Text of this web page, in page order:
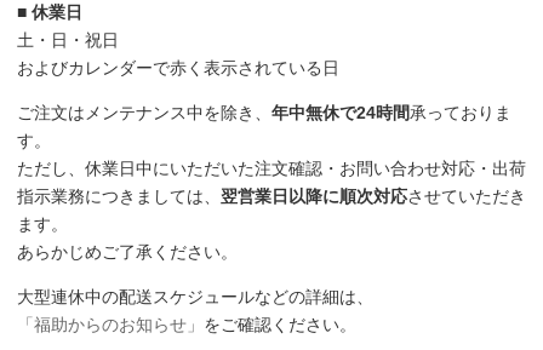
■ 休業日
土・日・祝日
およびカレンダーで赤く表示されている日
ご注文はメンテナンス中を除き、 年中無休で24時間承っておりま
す。
ただし、休業日中にいただいた注文確認・お問い合わせ対応・出荷
指示業務につきましては、 翌営業日以降に順次対応させていただき
ます。
あらかじめご了承ください。
大型連休中の配送スケジュールなどの詳細は、
「福助からのお知らせ」 をご確認ください。